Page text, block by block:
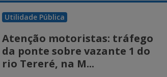
Utilidade Pública
Atenção motoristas: tráfego
da ponte sobre vazante 1 do
rio Tereré, na M...